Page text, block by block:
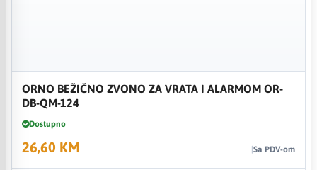
ORNO BEŽIČNO ZVONO ZA VRATA I ALARMOM OR-
DB-QM-124
Dostupno
26,60 KM Sa PDV-om